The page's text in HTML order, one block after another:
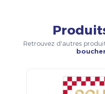
Retrouvez d'autres